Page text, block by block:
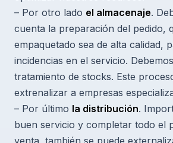
– Por otro lado el almacenaje.
cuenta la preparación del pedido,
empaquetado sea de alta calidad,
incidencias en el servicio.
tratamiento de stocks. Este
extrenalizar a empresas
– Por último la distribución.
buen servicio y completar todo el
venta, también se puede